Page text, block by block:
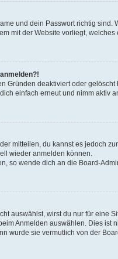
und dein Passwort richtig
mit der Website vorliegt, welches
Gründen deaktiviert oder
einfach erneut und nimm aktiv
mitteilen, du kannst es jedoch
wieder anmelden können.
so wende dich an die Board-
auswählst, wirst du nur für
Anmelden auswählen. Dies
wurde sie vermutlich von der